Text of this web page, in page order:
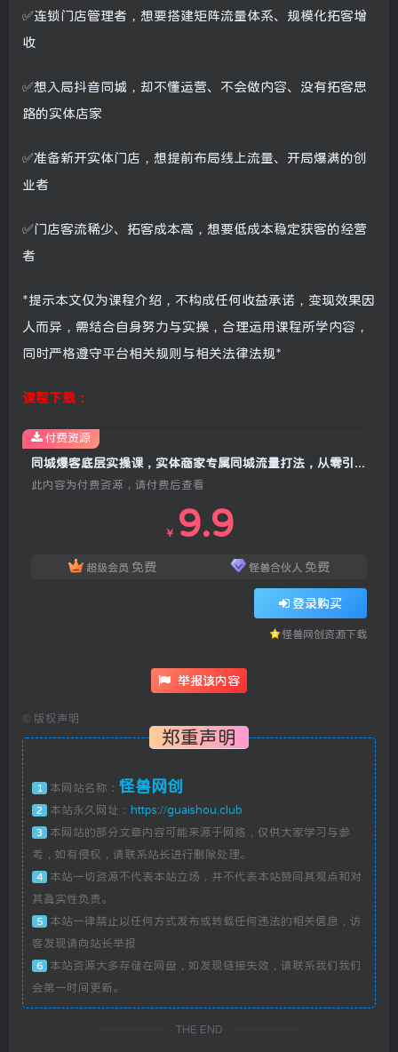
✅连锁门店管理者，想要搭建矩阵流量体系、规模化拓客增
收
✅想入局抖音同城，却不懂运营、不会做内容、没有拓客思
路的实体店家
✅准备新开实体门店，想提前布局线上流量、开局爆满的创
业者
✅门店客流稀少、拓客成本高，想要低成本稳定获客的经营
者
*提示本文仅为课程介绍，不构成任何收益承诺，变现效果因
人而异，需结合自身努力与实操，合理运用课程所学内容，
同时严格遵守平台相关规则与相关法律法规*
课程下载：
此内容为付费资源，请付费后查看
￥ 9.9
超级会员 免费 怪兽合伙人 免费
登录购买
怪兽网创资源下载
付费资源
举报该内容
© 版权声明
郑重声明
1 本网站名称： 怪兽网创
2 本站永久网址： https://guaishou.club
3
本网站的部分文章内容可能来源于网络，仅供大家学习与参
考，如有侵权，请联系站长进行删除处理。
4
本站一切资源不代表本站立场，并不代表本站赞同其观点和对
其真实性负责。
5
本站一律禁止以任何方式发布或转载任何违法的相关信息，访
客发现请向站长举报
6
本站资源大多存储在网盘，如发现链接失效，请联系我们我们
会第一时间更新。
THE END